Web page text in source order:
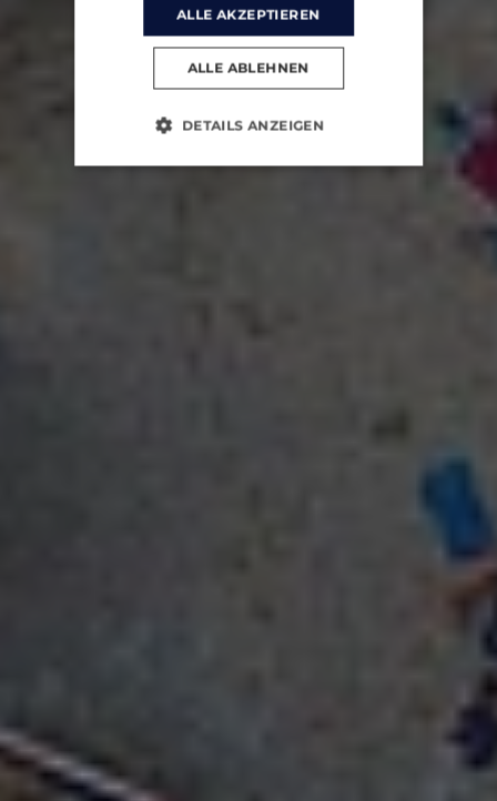
ALLE AKZEPTIEREN
ALLE ABLEHNEN
DETAILS ANZEIGEN